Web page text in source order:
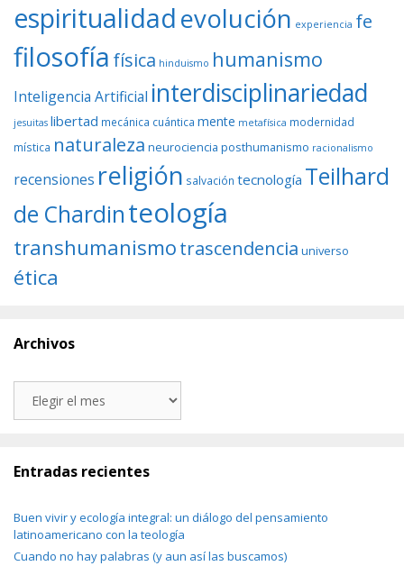
espiritualidadevolución experiencia fe
filosofía física hinduismo humanismo
Inteligencia Artificial interdisciplinariedad
jesuitas libertad mecánica cuántica mente metafísica modernidad
mística naturaleza neurociencia posthumanismo racionalismo
recensiones religión salvación tecnología Teilhard
de Chardinteología
transhumanismotrascendencia universo
ética
Archivos
Entradas recientes
Buen vivir y ecología integral: un diálogo del pensamiento
latinoamericano con la teología
Cuando no hay palabras (y aun así las buscamos)